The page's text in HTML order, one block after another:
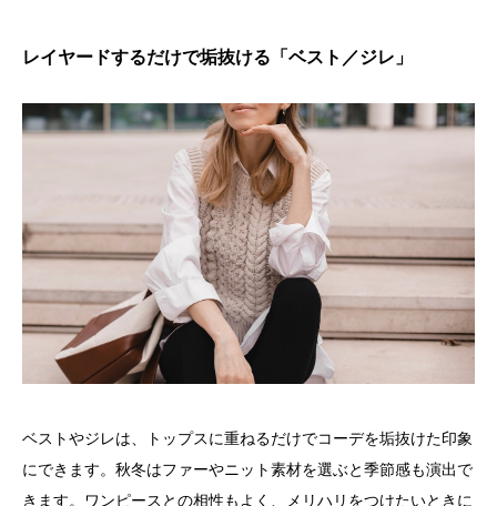
レイヤードするだけで垢抜ける「ベスト／ジレ」
ベストやジレは、トップスに重ねるだけでコーデを垢抜けた印象
にできます。秋冬はファーやニット素材を選ぶと季節感も演出で
きます。ワンピースとの相性もよく、メリハリをつけたいときに